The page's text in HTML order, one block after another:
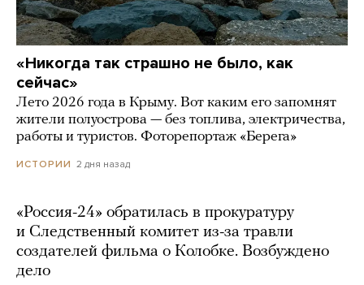
«Никогда так страшно не было, как
сейчас»
Лето 2026 года в Крыму. Вот каким его запомнят
жители полуострова — без топлива, электричества,
работы и туристов. Фоторепортаж «Берега»
ИСТОРИИ 2 дня назад
«Россия-24» обратилась в прокуратуру
и Следственный комитет из-за травли
создателей фильма о Колобке. Возбуждено
дело